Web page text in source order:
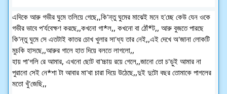
এদিকে আরু গভীর ঘুমে তলিয়ে গেছে,,কি'ন্তু ঘুমের মাঝেই মনে হ'চ্ছে কেউ যেন ওকে
গভীর ভাবে প'র্যবেক্ষণ করছে,,কখনো গা*ল,, কখনো বা ঠোঁ*ট,, আরু বুজতে পারছে
কি'ন্তু ঘুমে সে এতটাই কাতর চোখ খুলার সা'ধ্য তার নেই,,এই দেখে অ'জানা লোকটি
মুচকি হাসছে,,আরুর গালে হাত দিয়ে বলতে লাগলো,,
হায় পা'গলি রে আমার, এখনো ছোট বা'চ্চায় রয়ে গেলে,,জানো তো চ'ড়ুই আমার না
পুরানো সেই নে*শা টা আবার মা'থা চারা দিয়ে উঠেছে,,দুই দুটো বছর তোমাকে পাগলের
মতো খুঁ'জেছি,,